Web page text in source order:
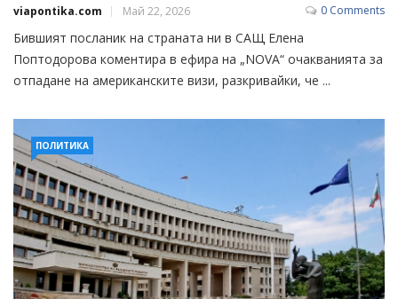
viapontika.com Май 22, 2026 0 Comments
Бившият посланик на страната ни в САЩ Елена
Поптодорова коментира в ефира на „NOVA“ очакванията за
отпадане на американските визи, разкривайки, че ...
ПОЛИТИКА